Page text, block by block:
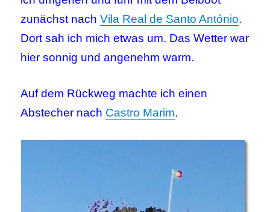
zunächst nachVila Real de Santo António.
Dort sah ich mich etwas um. Das Wetter war
hier sonnig und angenehm warm.
Auf dem Rückweg machte ich einen
Abstecher nach Castro Marim.